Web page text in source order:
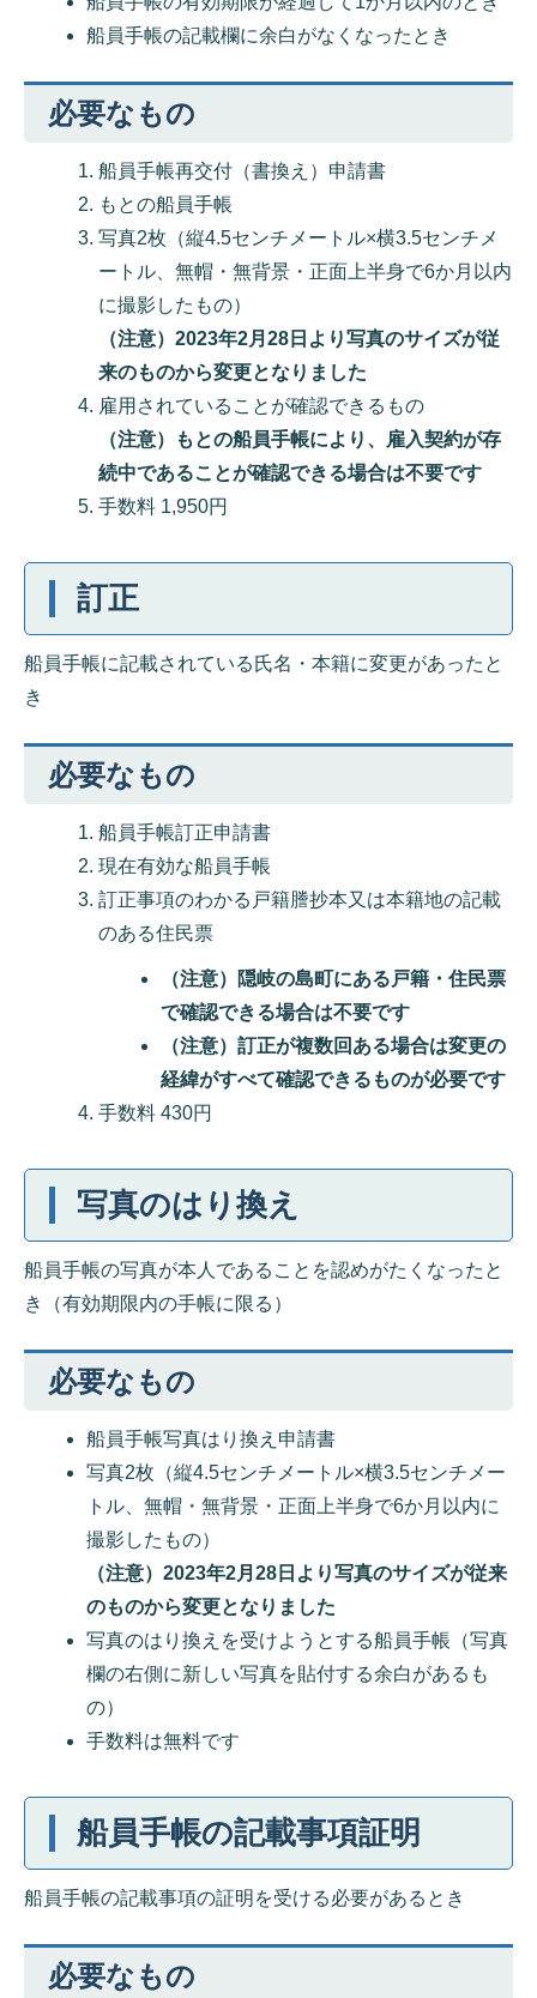
船員手帳の記載欄に余白がなくなったとき
必要なもの
船員手帳再交付（書換え）申請書
もとの船員手帳
写真2枚（縦4.5センチメートル×横3.5センチメ
ートル、無帽・無背景・正面上半身で6か月以内
に撮影したもの）
（注意）2023年2月28日より写真のサイズが従
来のものから変更となりました
雇用されていることが確認できるもの
（注意）もとの船員手帳により、雇入契約が存
続中であることが確認できる場合は不要です
手数料 1,950円
訂正
船員手帳に記載されている氏名・本籍に変更があったと
き
必要なもの
船員手帳訂正申請書
現在有効な船員手帳
訂正事項のわかる戸籍謄抄本又は本籍地の記載
のある住民票
（注意）隠岐の島町にある戸籍・住民票
で確認できる場合は不要です
（注意）訂正が複数回ある場合は変更の
経緯がすべて確認できるものが必要です
手数料 430円
写真のはり換え
船員手帳の写真が本人であることを認めがたくなったと
き（有効期限内の手帳に限る）
必要なもの
船員手帳写真はり換え申請書
写真2枚（縦4.5センチメートル×横3.5センチメー
トル、無帽・無背景・正面上半身で6か月以内に
撮影したもの）
（注意）2023年2月28日より写真のサイズが従来
のものから変更となりました
写真のはり換えを受けようとする船員手帳（写真
欄の右側に新しい写真を貼付する余白があるも
の）
手数料は無料です
船員手帳の記載事項証明
船員手帳の記載事項の証明を受ける必要があるとき
必要なもの